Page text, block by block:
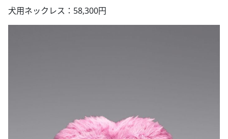
犬用ネックレス：58,300円